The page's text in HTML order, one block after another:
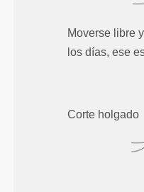
Moverse libre
los días, ese
Corte holgado